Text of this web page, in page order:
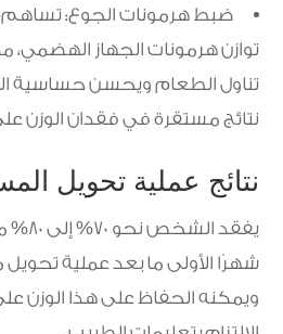
ضبط هرمونات الجوع: تساهم
توازن هرمونات الجهاز الهضمي،
تناول الطعام ويحسن حساسية
نتائج مستقرة في فقدان الوزن
نتائج عملية تحويل
شهرًا الأولى ما بعد عملية
ويمكنه الحفاظ على هذا الوزن